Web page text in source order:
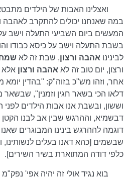
ואצלינו האבות של הילדים
במה שאנחנו יכולים להתקרב
המעשים ביום השביעי התעלה וישב
בשבת התעלה וישב על כיסא כבודו
לבינינו אהבה ורצון, שבת זה לא
ורצון, יום טוב זה לא אהבה ורצון אלא
אחר, וזהו מש"כ בזוה"ק: "בהדין יומא
דלאו הכי בשאר חגין וזמנין", שבשאר
וששון, ובשבת אנו אבות הילדים לפני
דבשמיא, וההרגש שבין אב לבנו
דוגמה לההרגש בינינו המבוגרים שאנו
שבשמים [כהא דאנו בעלים לנשותינו,
כלפי דודה המתוארת בשיר השירים].
בוא נגיד אולי זה יהיה אפי'